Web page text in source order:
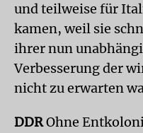
und teilweise für
kamen, weil sie
ihrer nun
Verbesserung der
nicht zu erwarten
DDROhne